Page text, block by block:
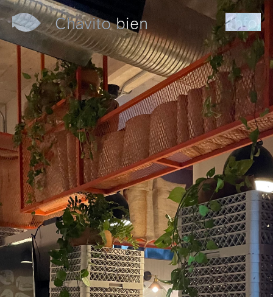
Chavito bien (Info)